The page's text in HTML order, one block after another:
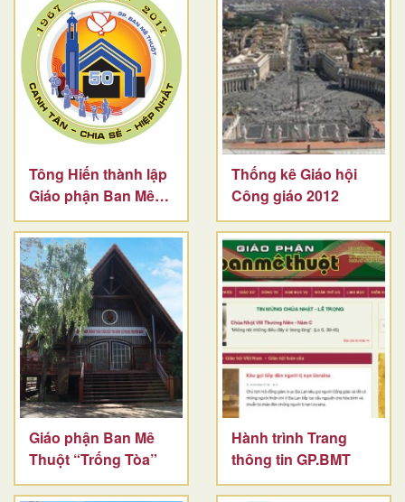
Tông Hiến thành lập
Giáo phận Ban Mê
Thuột
Thống kê Giáo hội
Công giáo 2012
Giáo phận Ban Mê
Thuột “Trống Tòa”
Hành trình Trang
thông tin GP.BMT